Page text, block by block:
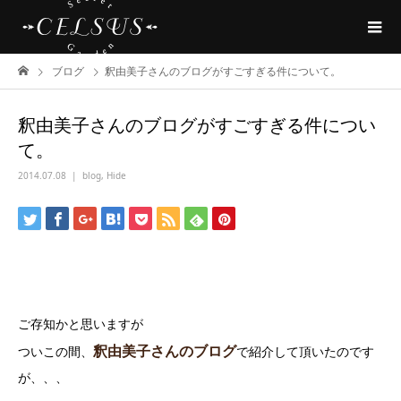
ブログ 釈由美子さんのブログがすごすぎる件について。
釈由美子さんのブログがすごすぎる件につい
て。
2014.07.08 blog, Hide
ご存知かと思いますが
ついこの間、 釈由美子さんのブログで紹介して頂いたのです
が、、、